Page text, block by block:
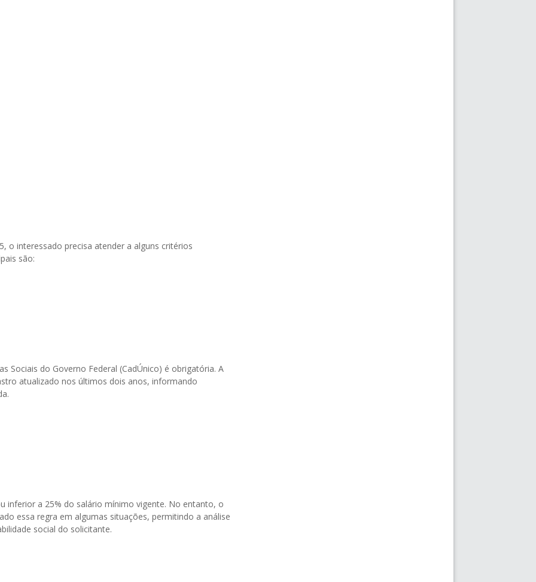
o interessado precisa atender a alguns critérios
são:
Sociais do Governo Federal (CadÚnico) é obrigatória. A
atualizado nos últimos dois anos, informando
inferior a 25% do salário mínimo vigente. No entanto, o
essa regra em algumas situações, permitindo a análise
social do solicitante.